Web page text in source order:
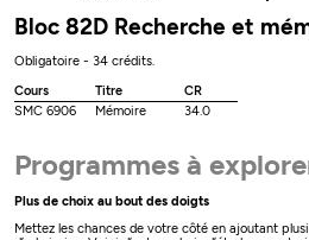
Bloc 82D Recherche et
Obligatoire - 34 crédits.
Cours
Titre
CR
SMC 6906
Mémoire 34.0
Programmes à
Plus de choix au bout des doigts
Mettez les chances de votre côté en ajoutant